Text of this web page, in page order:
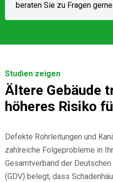
beraten Sie zu Fragen
Studien zeigen
Ältere Gebäude
höheres Risiko
Defekte Rohrleitungen und
zahlreiche Folgeprobleme in
Gesamtverband der
(GDV) belegt, dass